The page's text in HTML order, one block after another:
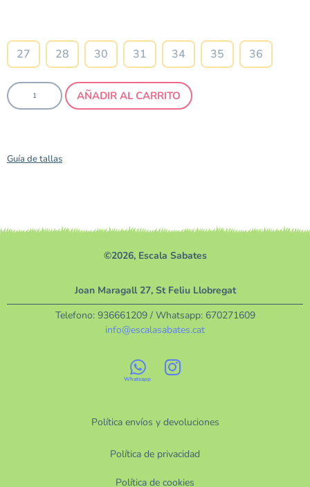
27 28 30 31 34 35 36
AÑADIR AL CARRITO
Guía de tallas
©2026, Escala Sabates
Política envíos y devoluciones
Política de privacidad
Política de cookies
Joan Maragall 27, St Feliu Llobregat
Telefono: 936661209/ Whatsapp: 670271609
info@escalasabates.cat